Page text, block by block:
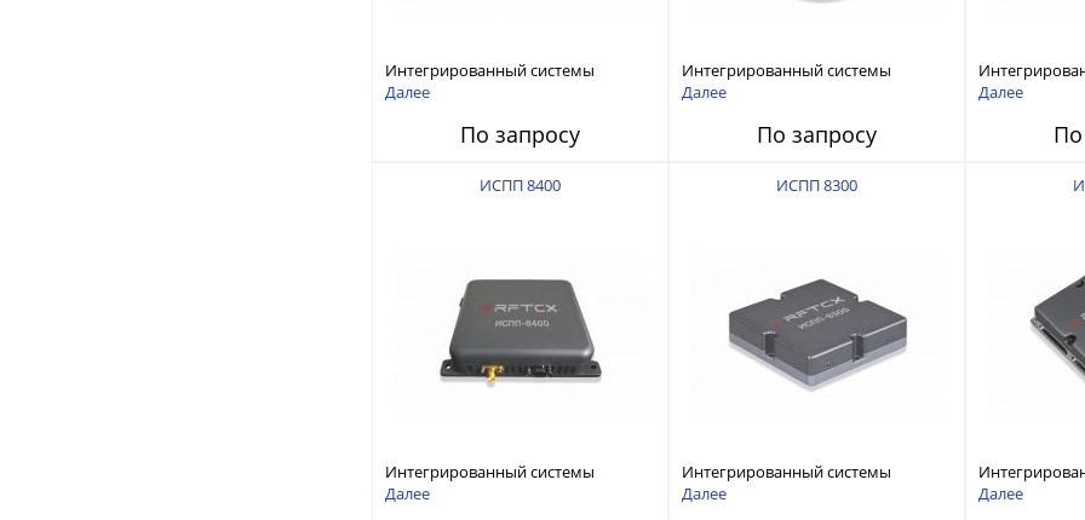
Интегрированный системы
защиты от ГНСС-помех RFТех
Далее
По запросу
Интегрированный системы
защиты от ГНСС-помех RFТех
Далее
По запросу
защиты от
Далее
По
ИСПП 8400
Интегрированный системы
защиты от ГНСС-помех RFТех
Далее
ИСПП 8300
Интегрированный системы
защиты от ГНСС-помех RFТех
Далее
защиты от
Далее